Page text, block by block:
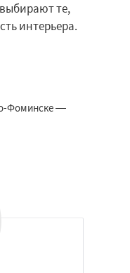
те,
интерьера.
Фоминске —